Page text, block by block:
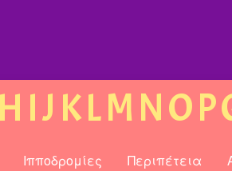
IJ KLMNOP
Ιπποδρομίες Περιπέτεια